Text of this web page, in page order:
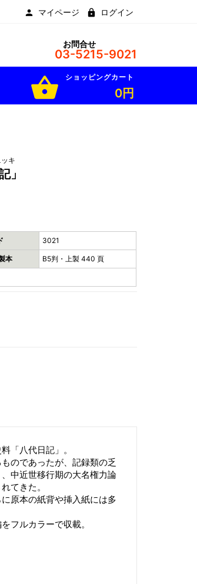
マイページ ログイン
お問合せ
03-5215-9021
shopping_basket ショッピングカート
0円
キ
」
3021
本 B5判・上製 440 頁
「八代日記」。
のであったが、記録類の乏
中近世移行期の大名権力論
てきた。
原本の紙背や挿入紙には多
フルカラーで収載。